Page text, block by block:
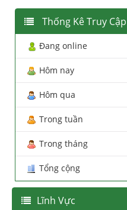
Thống Kê Truy Cập
Đang online
Hôm nay
Hôm qua
Trong tuần
Trong tháng
Tổng cộng
Lĩnh Vực